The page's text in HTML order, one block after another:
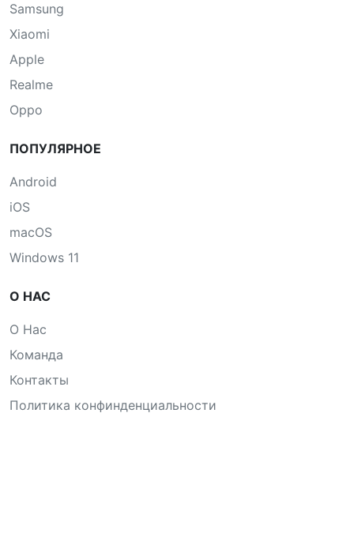
Samsung
Xiaomi
Apple
Realme
Oppo
ПОПУЛЯРНОЕ
Android
iOS
macOS
Windows 11
О НАС
О Нас
Команда
Контакты
Политика конфинденциальности